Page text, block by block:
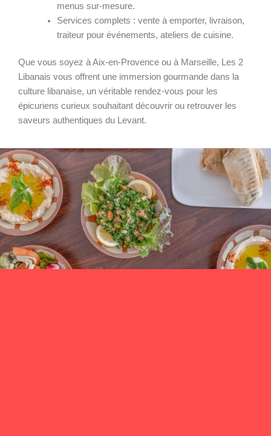
menus sur-mesure.
Services complets : vente à emporter, livraison,
traiteur pour événements, ateliers de cuisine.
Que vous soyez à Aix-en-Provence ou à Marseille, Les 2
Libanais vous offrent une immersion gourmande dans la
culture libanaise, un véritable rendez-vous pour les
épicuriens curieux souhaitant découvrir ou retrouver les
saveurs authentiques du Levant.